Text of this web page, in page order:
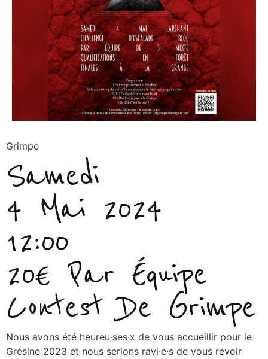
Grimpe
Samedi
4 Mai 2024
12:00
20€ Par Équipe
Contest De Grimpe
Nous avons été heureu·ses·x de vous accueillir pour le
Grésine 2023 et nous serions ravi·e·s de vous revoir